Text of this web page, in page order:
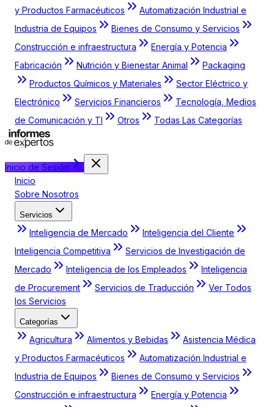
y Productos Farmacéuticos
Automatización Industrial e
Industria de Equipos
Bienes de Consumo y Servicios
Construcción e infraestructura
Energía y Potencia
Fabricación
Nutrición y Bienestar Animal
Packaging
Productos Químicos y Materiales
Sector Eléctrico y
Electrónico
Servicios Financieros
Tecnología, Medios
de Comunicación y TI
Otros Todas Las Categorías
Inicio de Sesión
Inicio
Sobre Nosotros
Servicios
Inteligencia de Mercado
Inteligencia del Cliente
Inteligencia Competitiva
Servicios de Investigación de
Mercado
Inteligencia de los Empleados
Inteligencia
de Procurement
Servicios de Traducción
Ver Todos
los Servicios
Categorías
Agricultura Alimentos y Bebidas
Asistencia Médica
y Productos Farmacéuticos
Automatización Industrial e
Industria de Equipos
Bienes de Consumo y Servicios
Construcción e infraestructura
Energía y Potencia